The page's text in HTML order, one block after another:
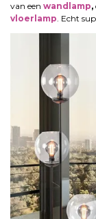
van een wandlamp,
vloerlamp. Echt